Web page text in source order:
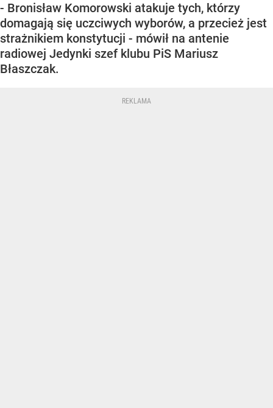
- Bronisław Komorowski atakuje tych, którzy
domagają się uczciwych wyborów, a przecież jest
strażnikiem konstytucji - mówił na antenie
radiowej Jedynki szef klubu PiS Mariusz
Błaszczak.